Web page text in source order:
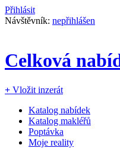
Přihlásit
Návštěvník: nepřihlášen
Celková
+ Vložit inzerát
Katalog nabídek
Katalog makléřů
Poptávka
Moje reality